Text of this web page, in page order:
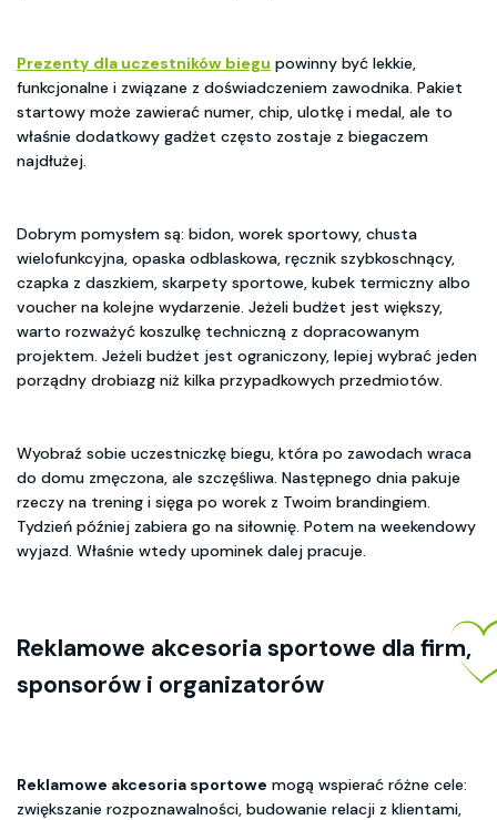
Prezenty dla uczestników biegu powinny być lekkie,
funkcjonalne i związane z doświadczeniem zawodnika. Pakiet
startowy może zawierać numer, chip, ulotkę i medal, ale to
właśnie dodatkowy gadżet często zostaje z biegaczem
najdłużej.
Dobrym pomysłem są: bidon, worek sportowy, chusta
wielofunkcyjna, opaska odblaskowa, ręcznik szybkoschnący,
czapka z daszkiem, skarpety sportowe, kubek termiczny albo
voucher na kolejne wydarzenie. Jeżeli budżet jest większy,
warto rozważyć koszulkę techniczną z dopracowanym
projektem. Jeżeli budżet jest ograniczony, lepiej wybrać jeden
porządny drobiazg niż kilka przypadkowych przedmiotów.
Wyobraź sobie uczestniczkę biegu, która po zawodach wraca
do domu zmęczona, ale szczęśliwa. Następnego dnia pakuje
rzeczy na trening i sięga po worek z Twoim brandingiem.
Tydzień później zabiera go na siłownię. Potem na weekendowy
wyjazd. Właśnie wtedy upominek dalej pracuje.
Reklamowe akcesoria sportowe dla firm,
sponsorów i organizatorów
Reklamowe akcesoria sportowe mogą wspierać różne cele:
zwiększanie rozpoznawalności, budowanie relacji z klientami,